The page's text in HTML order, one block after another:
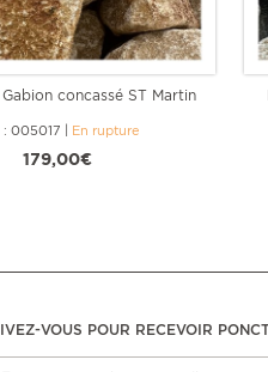
concassé ST Martin
: 005017 En rupture
179,00€
VOUS POUR RECEVOIR